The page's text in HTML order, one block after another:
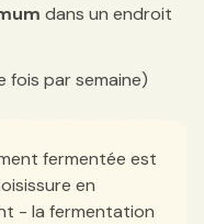
dans un endroit
fois par semaine)
fermentée est
en
- la fermentation